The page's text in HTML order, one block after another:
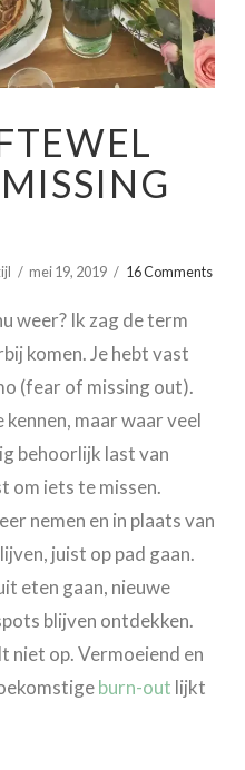
mei 19, 2019 16 Comments
weer? Ik zag de term
komen. Je hebt vast
(fear of missing out).
maar waar veel
behoorlijk last van
om iets te missen.
nemen en in plaats van
juist op pad gaan.
eten gaan, nieuwe
blijven ontdekken.
niet op. Vermoeiend en
burn-out lijkt